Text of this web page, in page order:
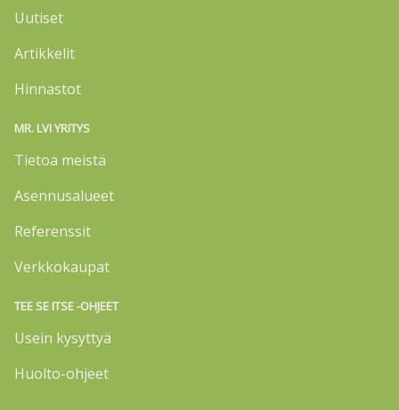
Uutiset
Artikkelit
Hinnastot
MR. LVI YRITYS
Tietoa meistä
Asennusalueet
Referenssit
Verkkokaupat
TEE SE ITSE -OHJEET
Usein kysyttyä
Huolto-ohjeet